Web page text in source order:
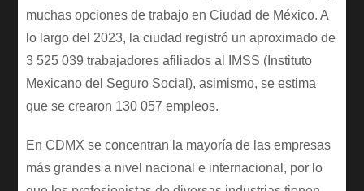
muchas opciones de trabajo en Ciudad de México. A
lo largo del 2023, la ciudad registró un aproximado de
3 525 039 trabajadores afiliados al IMSS (Instituto
Mexicano del Seguro Social), asimismo, se estima
que se crearon 130 057 empleos.
En CDMX se concentran la mayoría de las empresas
más grandes a nivel nacional e internacional, por lo